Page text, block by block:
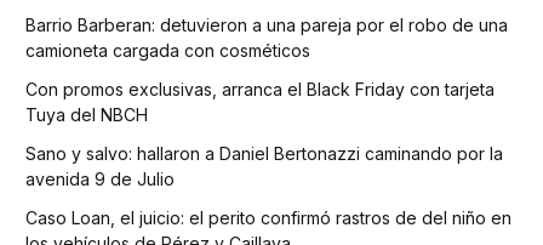
Barrio Barberan: detuvieron a una pareja por el robo de una
camioneta cargada con cosméticos
Con promos exclusivas, arranca el Black Friday con tarjeta
Tuya del NBCH
Sano y salvo: hallaron a Daniel Bertonazzi caminando por la
avenida 9 de Julio
Caso Loan, el juicio: el perito confirmó rastros de del niño en